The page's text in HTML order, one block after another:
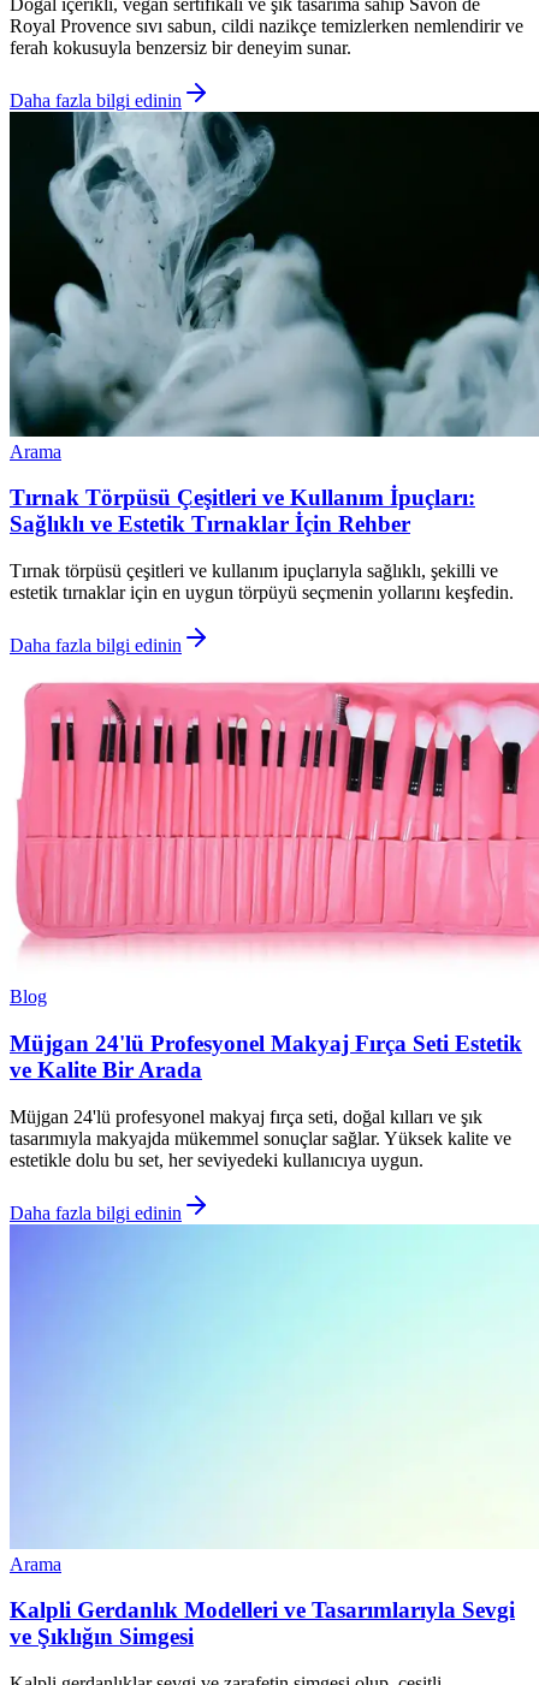
Royal Provence sıvı sabun, cildi nazikçe temizlerken nemlendirir ve
ferah kokusuyla benzersiz bir deneyim sunar.
Daha fazla bilgi edinin
Arama
Tırnak Törpüsü Çeşitleri ve Kullanım İpuçları:
Sağlıklı ve Estetik Tırnaklar İçin Rehber
Tırnak törpüsü çeşitleri ve kullanım ipuçlarıyla sağlıklı, şekilli ve
estetik tırnaklar için en uygun törpüyü seçmenin yollarını keşfedin.
Daha fazla bilgi edinin
Blog
Müjgan 24'lü Profesyonel Makyaj Fırça Seti Estetik
ve Kalite Bir Arada
Müjgan 24'lü profesyonel makyaj fırça seti, doğal kılları ve şık
tasarımıyla makyajda mükemmel sonuçlar sağlar. Yüksek kalite ve
estetikle dolu bu set, her seviyedeki kullanıcıya uygun.
Daha fazla bilgi edinin
Arama
Kalpli Gerdanlık Modelleri ve Tasarımlarıyla Sevgi
ve Şıklığın Simgesi